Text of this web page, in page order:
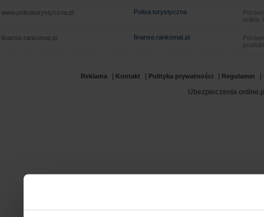
www.polisaturystyczna.pl Polisa turystyczna
finanse.rankomat.pl finanse.rankomat.pl
Reklama Kontakt Polityka prywatności Regulamin
Ubezpieczenia